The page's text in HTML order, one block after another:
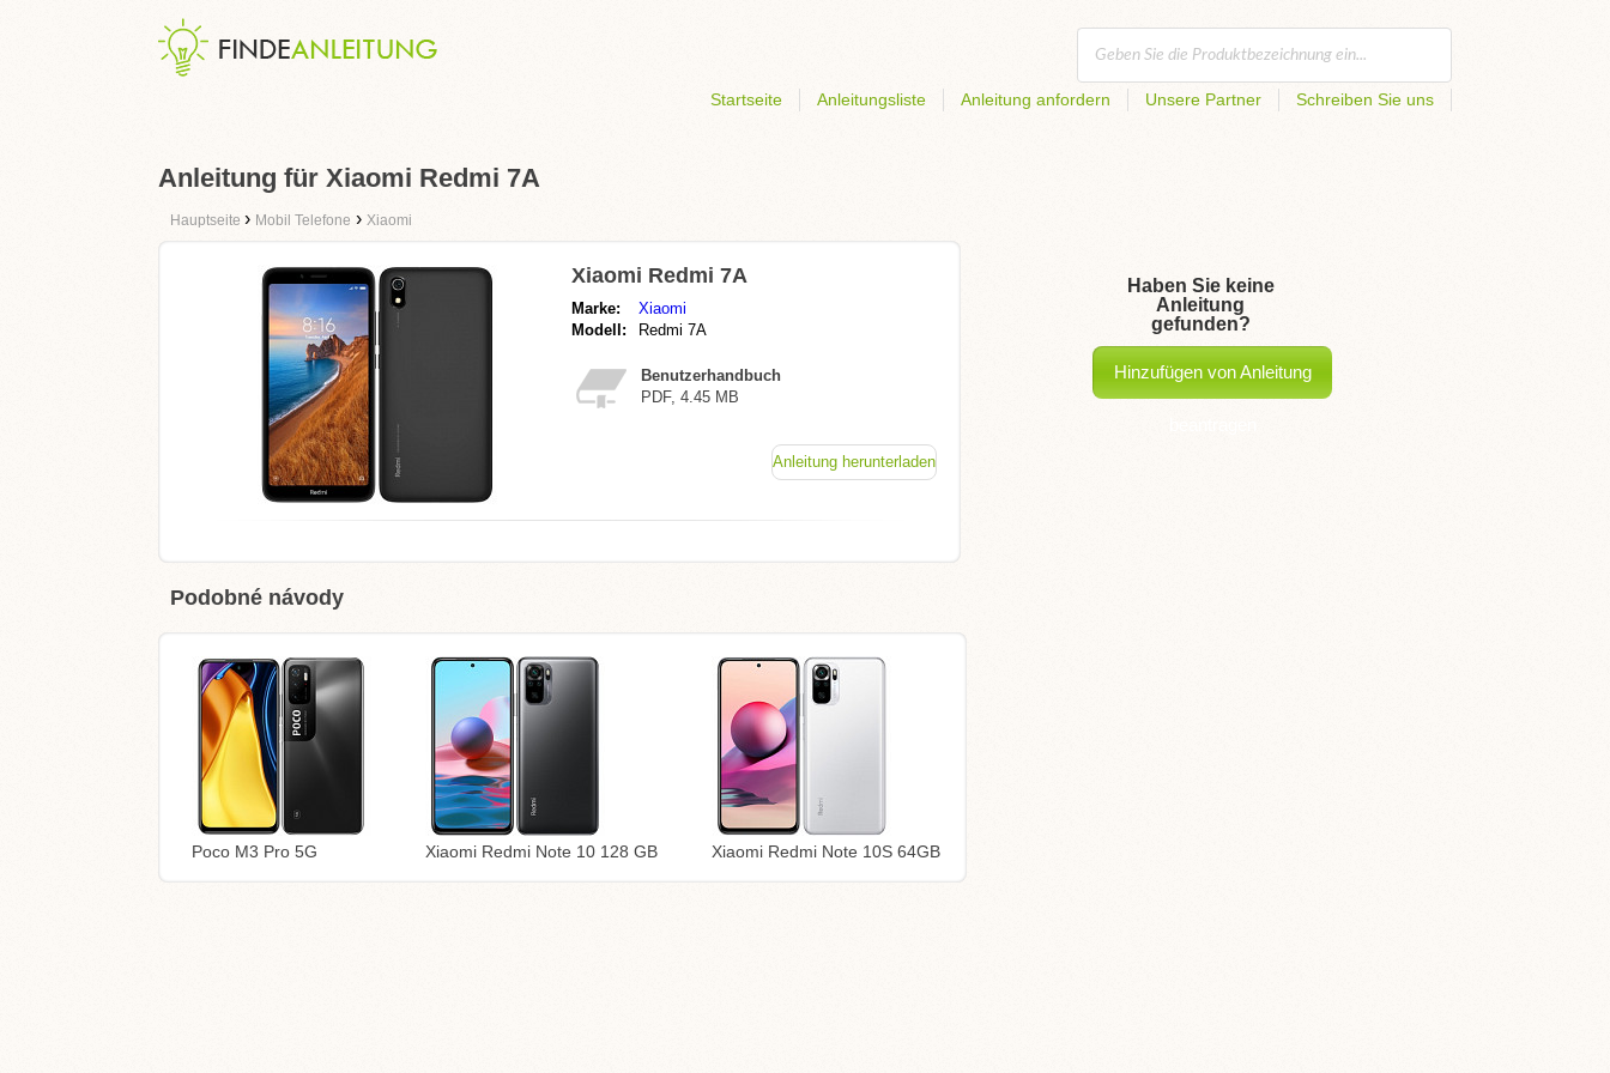
Startseite Anleitungsliste Anleitung anfordern Unsere Partner Schreiben Sie uns
Anleitung für Xiaomi Redmi 7A
Hauptseite › Mobil Telefone › Xiaomi
Xiaomi Redmi 7A
Marke:
Xiaomi
Modell:
Redmi 7A
Benutzerhandbuch
PDF, 4.45 MB
Anleitung herunterladen
Podobné návody
Poco M3 Pro 5G Xiaomi Redmi Note 10 128 GB Xiaomi Redmi Note 10S 64GB
Haben Sie keine
Anleitung
gefunden?
Hinzufügen von Anleitung